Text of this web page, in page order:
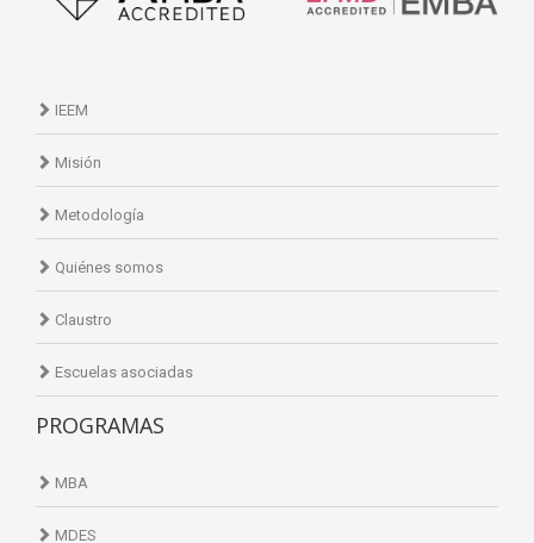
IEEM
Misión
Metodología
Quiénes somos
Claustro
Escuelas asociadas
PROGRAMAS
MBA
MDES